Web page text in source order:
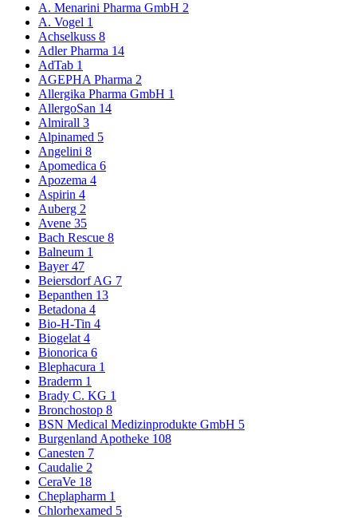
A. Menarini Pharma GmbH 2
A. Vogel 1
Achselkuss 8
Adler Pharma 14
AdTab 1
AGEPHA Pharma 2
Allergika Pharma GmbH 1
AllergoSan 14
Almirall 3
Alpinamed 5
Angelini 8
Apomedica 6
Apozema 4
Aspirin 4
Auberg 2
Avene 35
Bach Rescue 8
Balneum 1
Bayer47
Beiersdorf AG 7
Bepanthen 13
Betadona 4
Bio-H-Tin 4
Biogelat 4
Bionorica 6
Blephacura 1
Braderm 1
Brady C. KG 1
Bronchostop 8
BSN Medical Medizinprodukte GmbH 5
Burgenland Apotheke 108
Canesten 7
Caudalie 2
CeraVe 18
Cheplapharm 1
Chlorhexamed 5